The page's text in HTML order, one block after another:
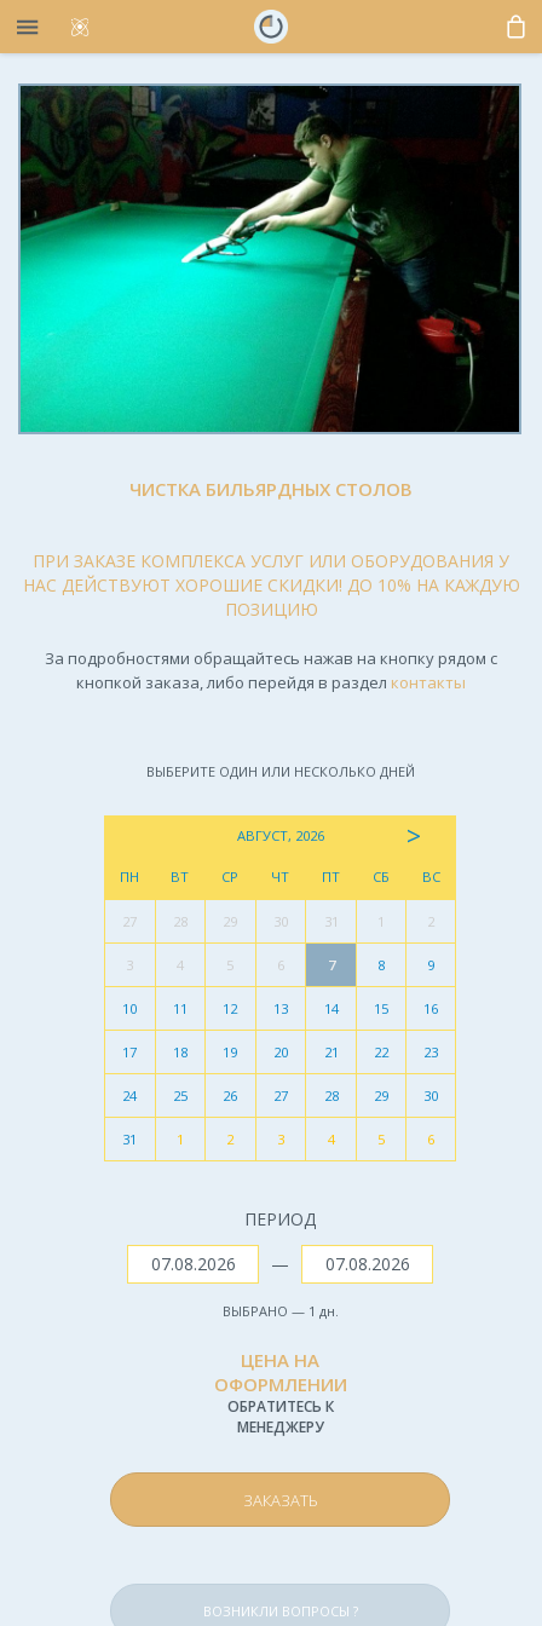
ЧИСТКА БИЛЬЯРДНЫХ СТОЛОВ
ПРИ ЗАКАЗЕ КОМПЛЕКСА УСЛУГ ИЛИ ОБОРУДОВАНИЯ У
НАС ДЕЙСТВУЮТ ХОРОШИЕ СКИДКИ! ДО 10% НА КАЖДУЮ
ПОЗИЦИЮ
За подробностями обращайтесь нажав на кнопку рядом с
кнопкой заказа, либо перейдя в раздел контакты
ВЫБЕРИТЕ ОДИН ИЛИ НЕСКОЛЬКО ДНЕЙ
АВГУСТ, 2026 >
ПН ВТ СР ЧТ ПТ СБ ВС
27 28 29 30 31 1 2
3 4 5 6 7 8 9
10 11 12 13 14 15 16
17 18 19 20 21 22 23
24 25 26 27 28 29 30
31 1 2 3 4 5 6
ПЕРИОД
—
ВЫБРАНО — 1 дн.
ЦЕНА НА
ОФОРМЛЕНИИ
ОБРАТИТЕСЬ К
МЕНЕДЖЕРУ
ЗАКАЗАТЬ
ВОЗНИКЛИ ВОПРОСЫ ?